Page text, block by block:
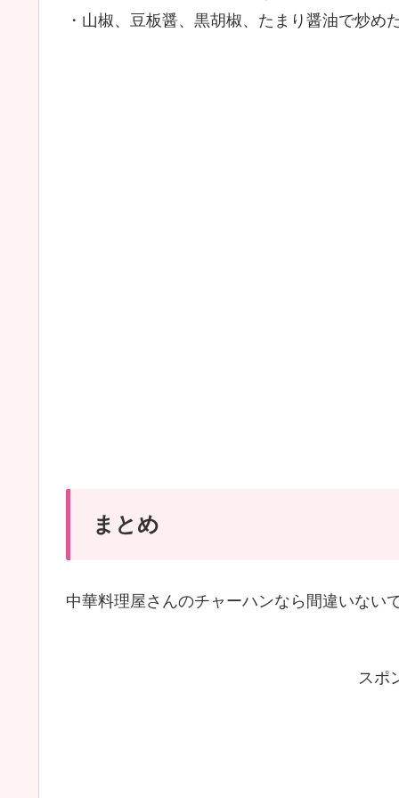
・山椒、豆板醤、黒胡椒、たまり醤油で炒め
まとめ
中華料理屋さんのチャーハンなら間違いない
スポ